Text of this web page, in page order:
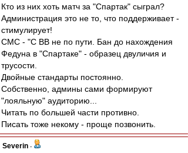
Кто из них хоть матч за "Спартак" сыграл?
Администрация это не то, что поддерживает -
стимулирует!
СМС - "С ВВ не по пути. Бан до нахождения
Федуна в "Спартаке" - образец двуличия и
трусости.
Двойные стандарты постоянно.
Собственно, админы сами формируют
"лояльную" аудиторию...
Читать по большей части противно.
Писать тоже некому - проще позвонить.
Severin -